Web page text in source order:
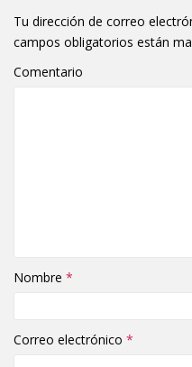
Tu dirección de correo
campos obligatorios están
Comentario
Nombre *
Correo electrónico *